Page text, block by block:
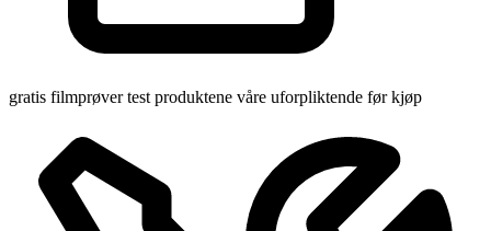
gratis filmprøver test produktene våre uforpliktende før kjøp